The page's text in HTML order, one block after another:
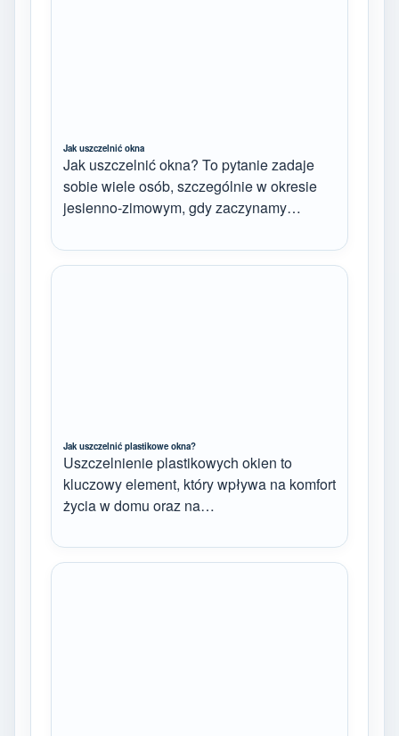
Jak uszczelnić okna
Jak uszczelnić okna? To pytanie zadaje
sobie wiele osób, szczególnie w okresie
jesienno-zimowym, gdy zaczynamy…
Jak uszczelnić plastikowe okna?
Uszczelnienie plastikowych okien to
kluczowy element, który wpływa na komfort
życia w domu oraz na…